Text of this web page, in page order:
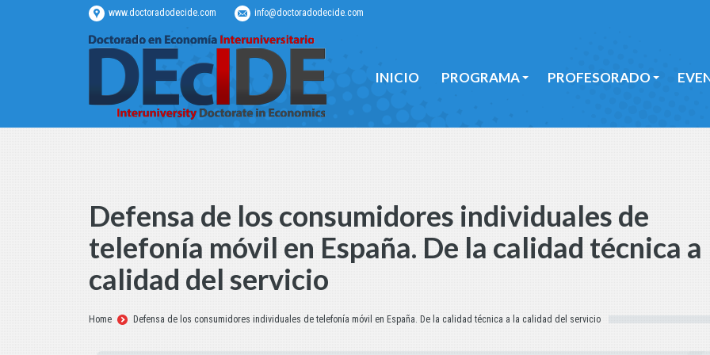
www.doctoradodecide.com info@doctoradodecide.com
INICIO PROGRAMA PROFESORADO
Defensa de los consumidores individuales de
telefonía móvil en España. De la calidad técnica a
calidad del servicio
Estás aquí:
Home Defensa de los consumidores individuales de telefonía móvil en España. De la calidad técnica a la calidad del servicio